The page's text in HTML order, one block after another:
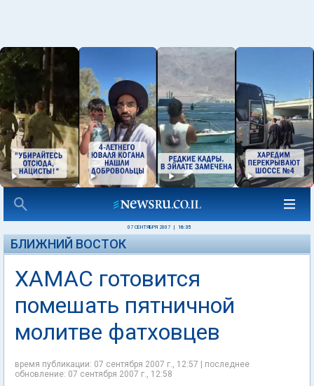
07 СЕНТЯБРЯ 2007 16:35
БЛИЖНИЙ ВОСТОК
ХАМАС готовится
помешать пятничной
молитве фатховцев
время публикации: 07 сентября 2007 г., 12:57 | последнее
обновление: 07 сентября 2007 г., 12:58